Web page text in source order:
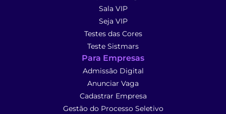
Sala VIP
Seja VIP
Testes das Cores
Teste Sistmars
Para Empresas
Admissão Digital
Anunciar Vaga
Cadastrar Empresa
Gestão do Processo Seletivo